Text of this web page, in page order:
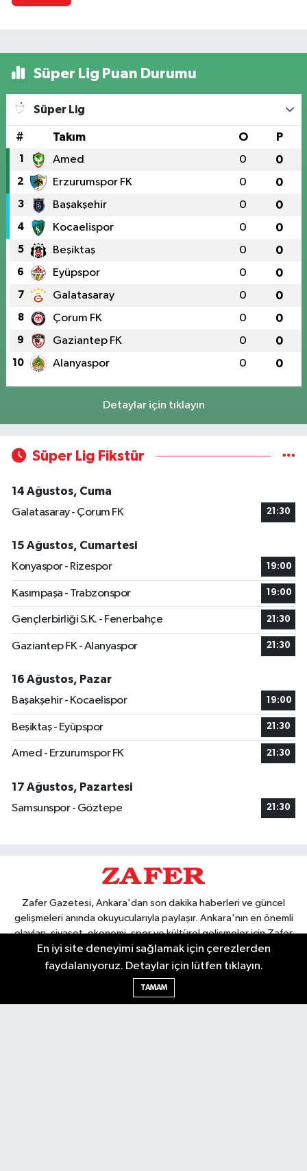
Süper Lig Puan Durumu
Süper Lig
# Takım O P
1 Amed 0 0
2 Erzurumspor FK 0 0
3 Başakşehir 0 0
4 Kocaelispor 0 0
5 Beşiktaş 0 0
6 Eyüpspor 0 0
7 Galatasaray 0 0
8 Çorum FK 0 0
9 Gaziantep FK 0 0
10 Alanyaspor 0 0
Detaylar için tıklayın
Süper Lig Fikstür
14 Ağustos, Cuma
Galatasaray - Çorum FK
21:30
15 Ağustos, Cumartesi
Konyaspor - Rizespor
19:00
Kasımpaşa - Trabzonspor 19:00
Gençlerbirliği S.K. - Fenerbahçe 21:30
Gaziantep FK - Alanyaspor 21:30
16 Ağustos, Pazar
Başakşehir - Kocaelispor
19:00
Beşiktaş - Eyüpspor 21:30
Amed - Erzurumspor FK 21:30
17 Ağustos, Pazartesi
Samsunspor - Göztepe
21:30
Zafer Gazetesi, Ankara'dan son dakika haberleri ve güncel
gelişmeleri anında okuyucularıyla paylaşır. Ankara'nın en önemli
olayları, siyaset, ekonomi, spor ve kültürel gelişmeler için Zafer
Gazetesi'ni takip edin. Başkentin güvendiği haber kaynağı.
En iyi site deneyimi sağlamak için çerezlerden
faydalanıyoruz. Detaylar için lütfen tıklayın.
TAMAM